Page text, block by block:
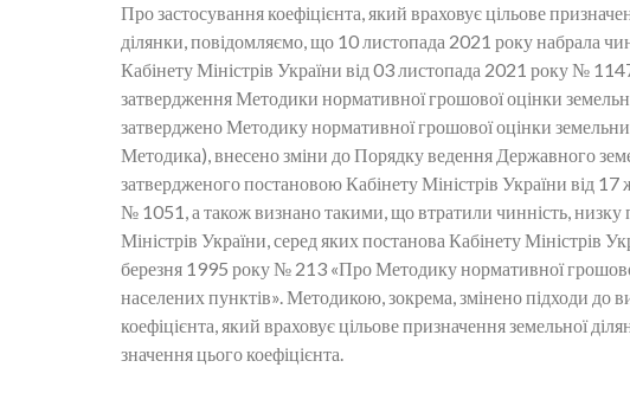
Про застосування коефіцієнта, який враховує цільове
ділянки, повідомляємо, що 10 листопада 2021 року набрала
Кабінету Міністрів України від 03 листопада 2021 року №
затвердження Методики нормативної грошової оцінки
затверджено Методику нормативної грошової оцінки
Методика), внесено зміни до Порядку ведення Державного
затвердженого постановою Кабінету Міністрів України від
№ 1051, а також визнано такими, що втратили чинність, низку
Міністрів України, серед яких постанова Кабінету Міністрів
березня 1995 року № 213 «Про Методику нормативної
населених пунктів». Методикою, зокрема, змінено підходи до
коефіцієнта, який враховує цільове призначення земельної
значення цього коефіцієнта.